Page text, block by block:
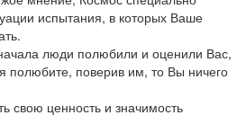
испытания, в которых Ваше
люди полюбили и оценили Вас,
полюбите, поверив им, то Вы ничего
свою ценность и значимость